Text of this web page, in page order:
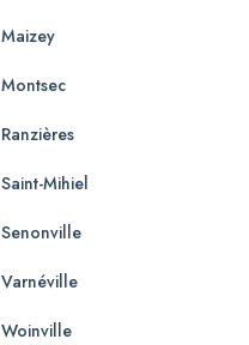
Maizey
Montsec
Ranzières
Saint-Mihiel
Senonville
Varnéville
Woinville